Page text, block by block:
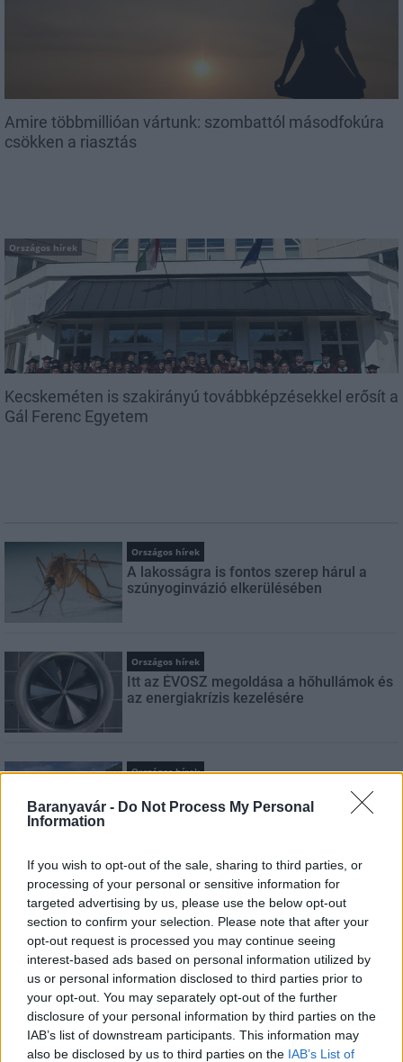
Baranyavár - Do Not Process My Personal
Information
If you wish to opt-out of the sale, sharing to third parties, or
processing of your personal or sensitive information for
targeted advertising by us, please use the below opt-out
section to confirm your selection. Please note that after your
opt-out request is processed you may continue seeing
interest-based ads based on personal information utilized by
us or personal information disclosed to third parties prior to
your opt-out. You may separately opt-out of the further
disclosure of your personal information by third parties on the
IAB’s list of downstream participants. This information may
also be disclosed by us to third parties on the IAB’s List of
Amire többmillióan vártunk: szombattól másodfokúra
csökken a riasztás
Országos hírek
Kecskeméten is szakirányú továbbképzésekkel erősít a
Gál Ferenc Egyetem
Országos hírek
A lakosságra is fontos szerep hárul a
szúnyoginvázió elkerülésében
Országos hírek
Itt az ÉVOSZ megoldása a hőhullámok és
az energiakrízis kezelésére
Országos hírek
Miért éri meg Afrikában utat építeni?
Minden, amit a GED Afrika projektről
Kultúra
Kihívások labirintusában
Országos hírek
Túlfogyasztás napja - július 30-ra
felhasználta az emberiség a Föld egész
évre elegendő erőforrásait